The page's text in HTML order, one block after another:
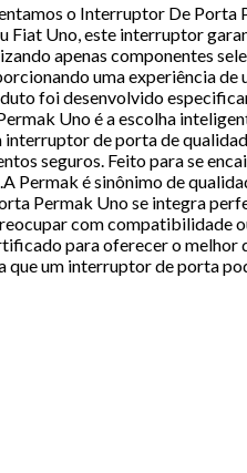
o Interruptor De
Fiat Uno, este interruptor
apenas componentes
uma experiência
foi desenvolvido
Uno é a escolha
de porta de
seguros. Feito para se
Permak é sinônimo de
Permak Uno se integra
com
para oferecer o
que um interruptor de porta